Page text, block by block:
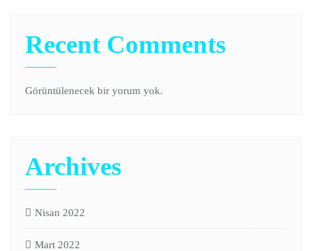
Recent Comments
Görüntülenecek bir yorum yok.
Archives
Nisan 2022
Mart 2022